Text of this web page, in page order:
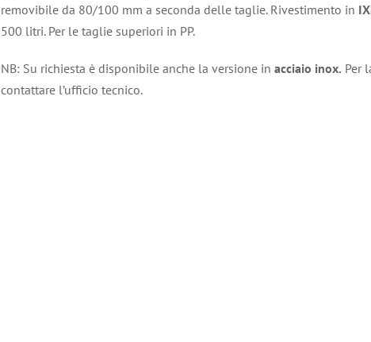
removibile da 80/100 mm a seconda delle taglie. Rivestimento in
500 litri. Per le taglie superiori in PP.
NB: Su richiesta è disponibile anche la versione in acciaio inox. Per
contattare l’ufficio tecnico.